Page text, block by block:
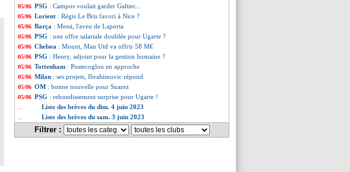
05/06 PSG : Campos voulait garder Galtier...
05/06 Lorient : Régis Le Bris favori à Nice ?
05/06 Barça : Messi, l'aveu de Laporta
05/06 PSG : une offre salariale doublée pour Ugarte ?
05/06 Chelsea : Mount, Man Utd va offrir 58 M€
05/06 PSG : Henry, adjoint pour la gestion humaine ?
05/06 Tottenham : Postecoglou en approche
05/06 Milan : ses projets, Ibrahimovic répond
05/06 OM : bonne nouvelle pour Suarez
05/06 PSG : rebondissement surprise pour Ugarte !
Liste des brèves du dim. 4 juin 2023
Liste des brèves du sam. 3 juin 2023
Filtrer :